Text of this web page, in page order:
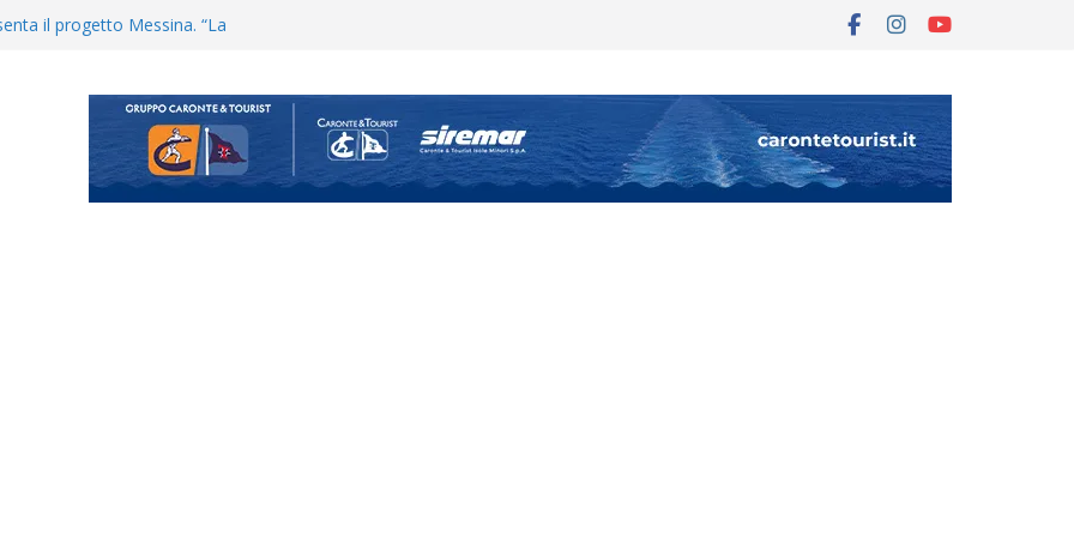
il progetto Messina. “La
e Kamarat restano in
si alzano i ritmi tra lavoro
“Mondo Messina